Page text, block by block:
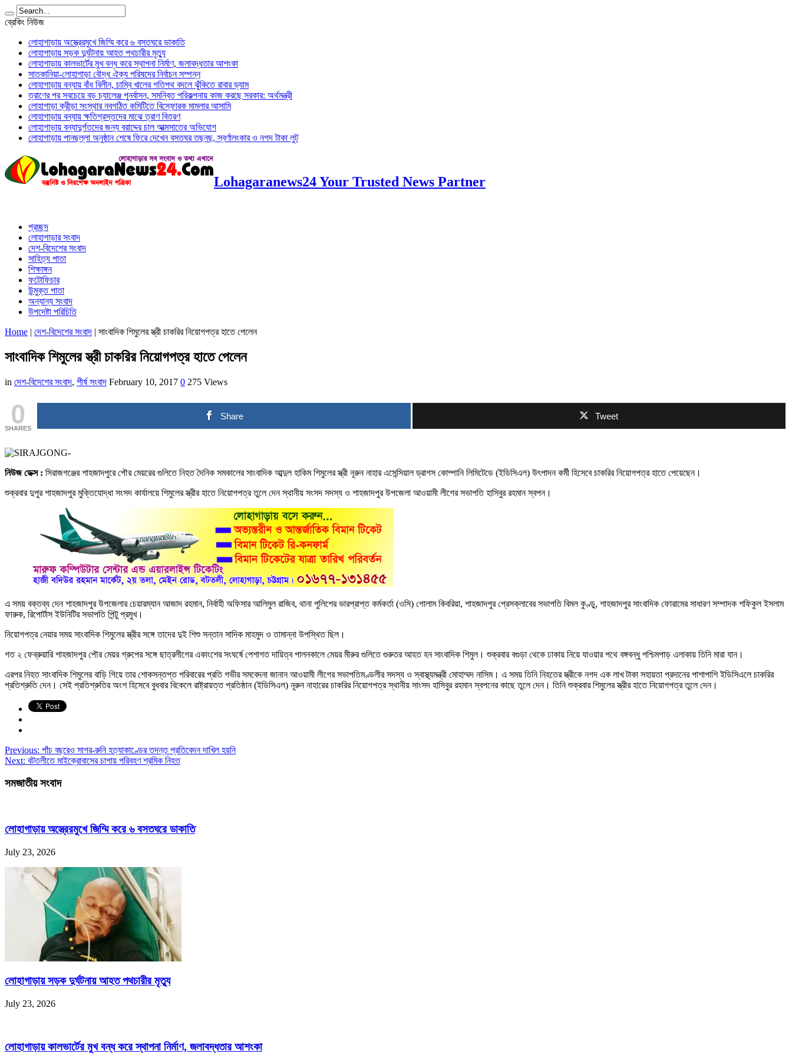
ব্রেকিং নিউজ
লোহাগাড়ায় অস্ত্রেরমুখে জিম্মি করে ৬ বসতঘরে ডাকাতি
লোহাগাড়ায় সড়ক দুর্ঘটনায় আহত পথচারীর মৃত্যু
লোহাগাড়ায় কালভার্টের মুখ বন্ধ করে স্থাপনা নির্মাণ, জলাবদ্ধতার আশংকা
সাতকানিয়া-লোহাগাড়া বৌদ্ধ ঐক্য পরিষদের নির্বাচন সম্পন্ন
লোহাগাড়ায় বন্যায় বাঁধ বিলীন, চাম্বি খালের গতিপথ বদলে ঝুঁকিতে রাবার ড্যাম
ত্রাণের পর সবচেয়ে বড় চ্যালেঞ্জ পুনর্বাসন, সমন্বিত পরিকল্পনায় কাজ করছে সরকার: অর্থমন্ত্রী
লোহাগাড়া ক্রীড়া সংস্থার নবগঠিত কমিটিতে বিস্ফোরক মামলার আসামি
লোহাগাড়ায় বন্যায় ক্ষতিগ্রস্তদের মাঝে ত্রাণ বিতরণ
লোহাগাড়ায় বন্যাদুর্গতদের জন্য বরাদ্দের চাল আত্মসাতের অভিযোগ
লোহাগাড়ায় পানছল্লা অনুষ্ঠান শেষে ফিরে দেখেন বসতঘর তছনছ, স্বর্ণালংকার ও নগদ টাকা লুট
Lohagaranews24 Your Trusted News Partner
প্রচ্ছদ
লোহাগাড়ার সংবাদ
দেশ-বিদেশের সংবাদ
সাহিত্য পাতা
শিক্ষাঙ্গন
ফটোফিচার
উন্মুক্ত পাতা
অন্যান্য সংবাদ
উপদেষ্টা পরিচিতি
Home | দেশ-বিদেশের সংবাদ | সাংবাদিক শিমুলের স্ত্রী চাকরির নিয়োগপত্র হাতে পেলেন
সাংবাদিক শিমুলের স্ত্রী চাকরির নিয়োগপত্র হাতে পেলেন
in দেশ-বিদেশের সংবাদ, শীর্ষ সংবাদ February 10, 2017 0 275 Views
0
SHARES
Share Tweet
নিউজ ডেক্স : সিরাজগঞ্জের শাহজাদপুরে পৌর মেয়রের গুলিতে নিহত দৈনিক সমকালের সাংবাদিক আব্দুল হাকিম শিমুলের স্ত্রী নূরুন নাহার এসেন্সিয়াল ড্রাগস কোম্পানি লিমিটেডে (ইডিসিএল) উৎপাদন কর্মী হিসেবে চাকরির নিয়োগপত্র হাতে পেয়েছেন।
শুক্রবার দুপুর শাহজাদপুর মুক্তিযোদ্ধা সংসদ কার্যালয়ে শিমুলের স্ত্রীর হাতে নিয়োগপত্র তুলে দেন স্থানীয় সংসদ সদস্য ও শাহজাদপুর উপজেলা আওয়ামী লীগের সভাপতি হাসিবুর রহমান স্বপন।
এ সময় বক্তব্য দেন শাহজাদপুর উপজেলার চেয়ারম্যান আজাদ রহমান, নির্বাহী অফিসার আলিমুল রাজিব, থানা পুলিশের ভারপ্রাপ্ত কর্মকর্তা (ওসি) গোলাম কিবরিয়া, শাহজাদপুর প্রেসক্লাবের সভাপতি বিমল কুণ্ডু, শাহজাদপুর সাংবাদিক ফোরামের সাধারণ সম্পাদক শফিকুল ইসলাম
ফারুক, রিপোর্টাস ইউনিটির সভাপতি পিন্টু প্রমুখ।
নিয়োগপত্র নেয়ার সময় সাংবাদিক শিমুলের স্ত্রীর সঙ্গে তাদের দুই শিশু সন্তান সাদিক মাহমুদ ও তামান্না উপস্থিত ছিল।
গত ২ ফেব্রুয়ারি শাহজাদপুর পৌর মেয়র গ্রুপের সঙ্গে ছাত্রলীগের একাংশের সংঘর্ষে পেশাগত দায়িত্ব পালনকালে মেয়র মীরুর গুলিতে গুরুতর আহত হন সাংবাদিক শিমুল। শুক্রবার বগুড়া থেকে ঢাকায় নিয়ে যাওয়ার পথে বঙ্গবন্ধু পশ্চিমপাড় এলাকায় তিনি মারা যান।
এরপর নিহত সাংবাদিক শিমুলের বাড়ি গিয়ে তার শোকসন্তপ্ত পরিবারের প্রতি গভীর সমবেদনা জানান আওয়ামী লীগের সভাপতিমণ্ডলীর সদস্য ও স্বাস্থ্যমন্ত্রী মোহাম্মদ নাসিম। এ সময় তিনি নিহতের স্ত্রীকে নগদ এক লাখ টাকা সহায়তা প্রদানের পাশাপাশি ইডিসিএলে চাকরির
প্রতিশ্রুতি দেন। সেই প্রতিশ্রুতির অংশ হিসেবে বুধবার বিকেলে রাষ্ট্রায়ত্ত প্রতিষ্ঠান (ইডিসিএল) নূরুন নাহারের চাকরির নিয়োগপত্র স্থানীয় সাংসদ হাসিবুর রহমান স্বপনের কাছে তুলে দেন। তিনি শুক্রবার শিমুলের স্ত্রীর হাতে নিয়োগপত্র তুলে দেন।
Previous: পাঁচ বছরেও সাগর-রুনি হত্যাকাণ্ডের তদন্ত প্রতিবেদন দাখিল হয়নি
Next: বটতলীতে মাইক্রোবাসের চাপায় পরিবহণ শ্রমিক নিহত
সমজাতীয় সংবাদ
লোহাগাড়ায় অস্ত্রেরমুখে জিম্মি করে ৬ বসতঘরে ডাকাতি
July 23, 2026
লোহাগাড়ায় সড়ক দুর্ঘটনায় আহত পথচারীর মৃত্যু
July 23, 2026
লোহাগাড়ায় কালভার্টের মুখ বন্ধ করে স্থাপনা নির্মাণ, জলাবদ্ধতার আশংকা